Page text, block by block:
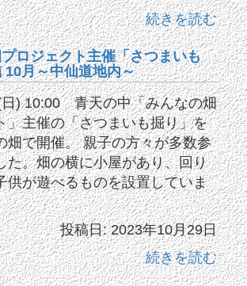
続きを読む
ロジェクト主催「さつまいも
10月～中仙道地内～
) 10:00 青天の中「みんなの畑
」主催の「さつまいも掘り」を
畑で開催。 親子の方々が多数参
た。畑の横に小屋があり、回り
供が遊べるものを設置していま
投稿日: 2023年10月29日
続きを読む